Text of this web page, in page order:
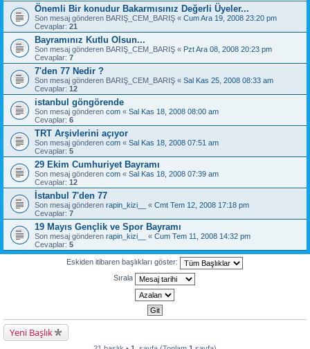
Önemli Bir konudur Bakarmısınız Değerli Üyeler...
Son mesaj gönderen BARIŞ_CEM_BARIŞ « Cum Ara 19, 2008 23:20 pm
Cevaplar: 21
Bayramınız Kutlu Olsun...
Son mesaj gönderen BARIŞ_CEM_BARIŞ « Pzt Ara 08, 2008 20:23 pm
Cevaplar: 7
7'den 77 Nedir ?
Son mesaj gönderen BARIŞ_CEM_BARIŞ « Sal Kas 25, 2008 08:33 am
Cevaplar: 12
istanbul göngörende
Son mesaj gönderen com « Sal Kas 18, 2008 08:00 am
Cevaplar: 6
TRT Arşivlerini açıyor
Son mesaj gönderen com « Sal Kas 18, 2008 07:51 am
Cevaplar: 5
29 Ekim Cumhuriyet Bayramı
Son mesaj gönderen com « Sal Kas 18, 2008 07:39 am
Cevaplar: 12
İstanbul 7'den 77
Son mesaj gönderen rapin_kizi__ « Cmt Tem 12, 2008 17:18 pm
Cevaplar: 7
19 Mayıs Gençlik ve Spor Bayramı
Son mesaj gönderen rapin_kizi__ « Cum Tem 11, 2008 14:32 pm
Cevaplar: 5
Eskiden itibaren başlıkları göster:
Sırala
Yeni Başlık